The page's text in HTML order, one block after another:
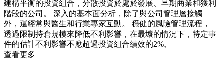
建構平衡的投資組合，分散投資於處於發展、早期商業和獲利
階段的公司。 深入的基本面分析，除了與公司管理層接觸
外，還經常與醫生和行業專家互動。 穩健的風險管理流程，
透過限制持倉規模來降低不利影響，在最壞的情況下，特定事
件的估計不利影響不應超過投資組合績效的2%。
查看更多